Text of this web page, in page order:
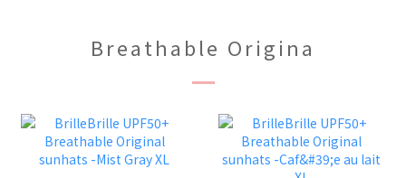
Breathable Origina